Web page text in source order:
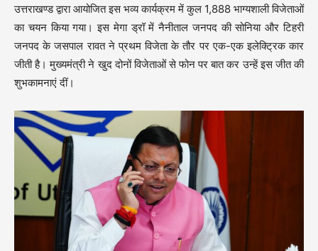
उत्तराखण्ड द्वारा आयोजित इस भव्य कार्यक्रम में कुल 1,888 भाग्यशाली विजेताओं
का चयन किया गया। इस मेगा ड्रॉ में नैनीताल जनपद की सोनिया और टिहरी
जनपद के जसपाल रावत ने प्रथम विजेता के तौर पर एक-एक इलेक्ट्रिक कार
जीती है। मुख्यमंत्री ने खुद दोनों विजेताओं से फोन पर बात कर उन्हें इस जीत की
शुभकामनाएं दीं।